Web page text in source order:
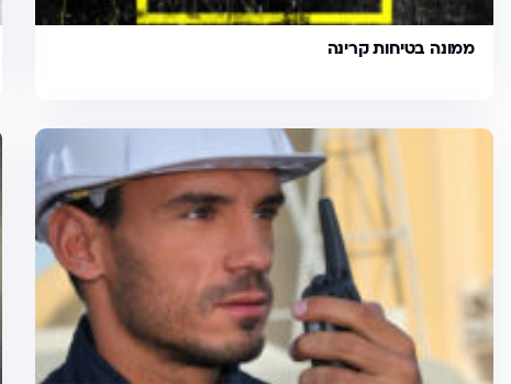
ממונה בטיחות קרינה